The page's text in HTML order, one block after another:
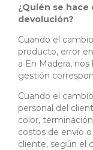
¿Quién se
devolución?
Cuando el
producto, error
a En Madera,
gestión
Cuando el
personal del
color,
costos de envío
cliente, según el